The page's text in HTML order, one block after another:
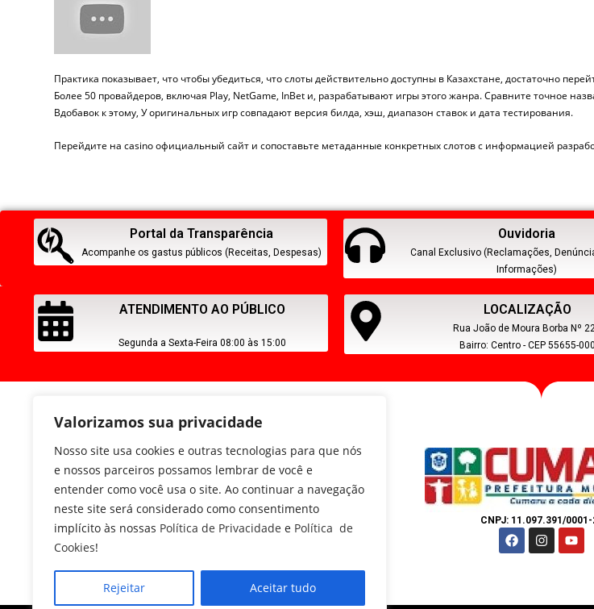
Valorizamos sua privacidade
Nosso site usa cookies e outras tecnologias para que nós
e nossos parceiros possamos lembrar de você e
entender como você usa o site. Ao continuar a navegação
neste site será considerado como consentimento
implícito às nossas Política de Privacidade e Política de
Cookies!
Rejeitar Aceitar tudo
Практика показывает, что чтобы убедиться, что слоты действительно доступны в Казахстане, достаточно
Более 50 провайдеров, включая Play, NetGame, InBet и, разрабатывают игры этого жанра. Сравните точное
Вдобавок к этому, У оригинальных игр совпадают версия билда, хэш, диапазон ставок и дата тестирования.
Перейдите на casino официальный сайт и сопоставьте метаданные конкретных слотов с информацией
Portal da Transparência
Acompanhe os gastus públicos (Receitas, Despesas)
Ouvidoria
Canal Exclusivo (Reclamações,
Informações)
ATENDIMENTO AO PÚBLICO
Segunda a Sexta-Feira 08:00 às 15:00
LOCALIZAÇÃO
Rua João de Moura Borba Nº
Bairro: Centro - CEP 55655-000
CNPJ: 11.097.391/0001-